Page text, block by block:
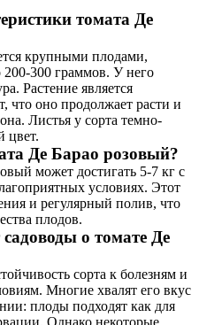
томата Де
крупными плодами,
200-300 граммов. У него
Растение является
что оно продолжает расти и
Листья у сорта темно-
цвет.
Де Барао розовый?
может достигать 5-7 кг с
условиях. Этот
и регулярный полив, что
плодов.
о томате Де
сорта к болезням и
Многие хвалят его вкус
плоды подходят как для
Однако некоторые